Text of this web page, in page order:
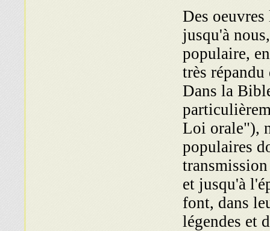
Des
jusqu'à
populaire,
très
Dans la
Loi orale"),
populaires
et jusqu'à
font, dans
légendes et